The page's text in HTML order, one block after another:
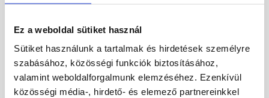
Ez a weboldal sütiket használ
Sütiket használunk a tartalmak és hirdetések személyre
szabásához, közösségi funkciók biztosításához,
valamint weboldalforgalmunk elemzéséhez. Ezenkívül
közösségi média-, hirdető- és elemező partnereinkkel
118 695 Ft/ vödör
7 913 Ft / l
Megnézem
91 245 Ft/ vödör
6 083 Ft / l
Megnézem